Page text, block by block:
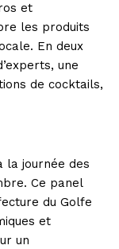
et
les produits
En deux
une
de cocktails,
la journée des
Ce panel
du Golfe
et
un